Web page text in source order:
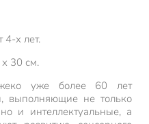
4-х лет.
30 см.
уже более 60 лет
выполняющие не только
и интеллектуальные, а